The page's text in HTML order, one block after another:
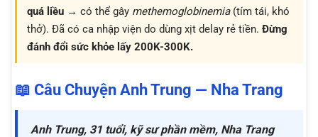
quá liều → có thể gây methemoglobinemia(tím tái, khó
thở). Đã có ca nhập viện do dùng xịt delay rẻ tiền. Đừng
đánh đổi sức khỏe lấy 200K-300K.
📖 Câu Chuyện Anh Trung — Nha Trang
Anh Trung, 31 tuổi, kỹ sư phần mềm, Nha Trang